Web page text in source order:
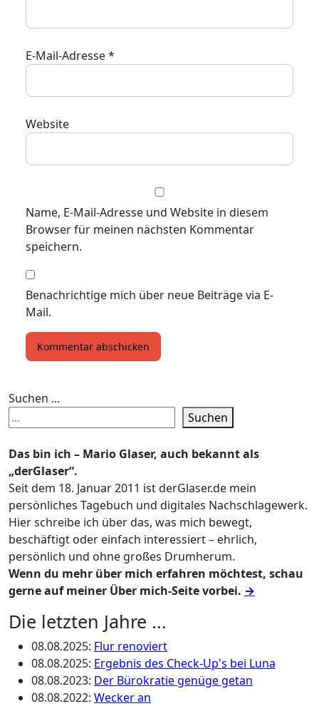
E-Mail-Adresse*
Website
Name, E-Mail-Adresse und Website in diesem
Browser für meinen nächsten Kommentar
speichern.
Benachrichtige mich über neue Beiträge via E-
Mail.
Suchen ...
Suchen
Das bin ich – Mario Glaser, auch bekannt als
„derGlaser“.
Seit dem 18. Januar 2011 ist derGlaser.de mein
persönliches Tagebuch und digitales Nachschlagewerk.
Hier schreibe ich über das, was mich bewegt,
beschäftigt oder einfach interessiert – ehrlich,
persönlich und ohne großes Drumherum.
Wenn du mehr über mich erfahren möchtest, schau
gerne auf meiner Über mich-Seite vorbei. →
Die letzten Jahre ...
08.08.2025: Flur renoviert
08.08.2025: Ergebnis des Check-Up's bei Luna
08.08.2023: Der Bürokratie genüge getan
08.08.2022: Wecker an